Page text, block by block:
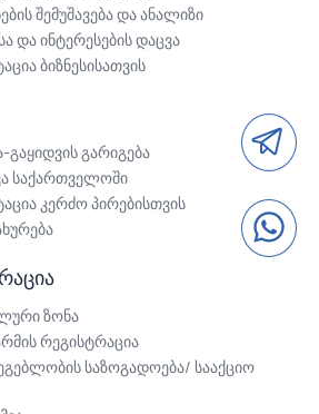
შემუშავება და ანალიზი
და ინტერესების დაცვა
ბიზნესისათვის
გაყიდვის გარიგება
საქართველოში
კერძო პირებისთვის
ზონა
რეგისტრაცია
საზოგადოება/ სააქციო